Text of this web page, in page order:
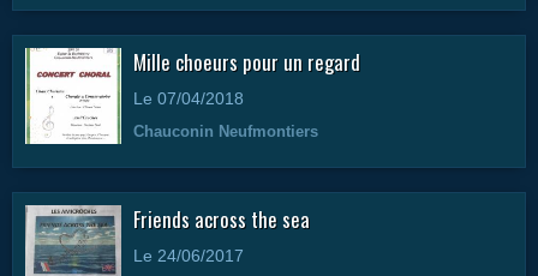
Mille choeurs pour un regard
Le 07/04/2018
Chauconin Neufmontiers
Friends across the sea
Le 24/06/2017